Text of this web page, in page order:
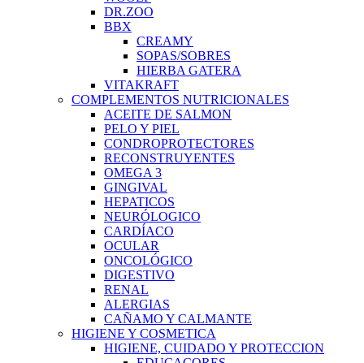
DR.ZOO
BBX
CREAMY
SOPAS/SOBRES
HIERBA GATERA
VITAKRAFT
COMPLEMENTOS NUTRICIONALES
ACEITE DE SALMON
PELO Y PIEL
CONDROPROTECTORES
RECONSTRUYENTES
OMEGA 3
GINGIVAL
HEPATICOS
NEURÓLOGICO
CARDÍACO
OCULAR
ONCOLÓGICO
DIGESTIVO
RENAL
ALERGIAS
CAÑAMO Y CALMANTE
HIGIENE Y COSMETICA
HIGIENE, CUIDADO Y PROTECCION